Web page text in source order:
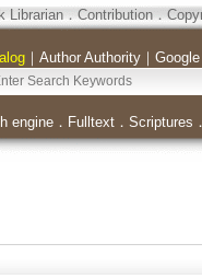
Librarian．Contribution．
｜ Author Authority｜ Google
engine． Fulltext． Scriptures ．